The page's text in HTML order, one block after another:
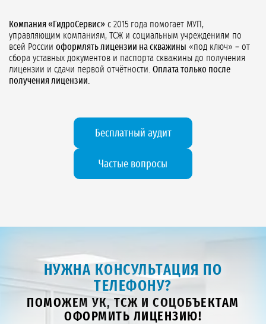
Компания «ГидроСервис» с 2015 года помогает МУП,
управляющим компаниям, ТСЖ и социальным учреждениям по
всей России оформлять лицензии на скважины «под ключ» – от
сбора уставных документов и паспорта скважины до получения
лицензии и сдачи первой отчётности. Оплата только после
получения лицензии.
Бесплатный аудит
Частые вопросы
НУЖНА КОНСУЛЬТАЦИЯ ПО
ТЕЛЕФОНУ?
ПОМОЖЕМ УК, ТСЖ И СОЦОБЪЕКТАМ
ОФОРМИТЬ ЛИЦЕНЗИЮ!